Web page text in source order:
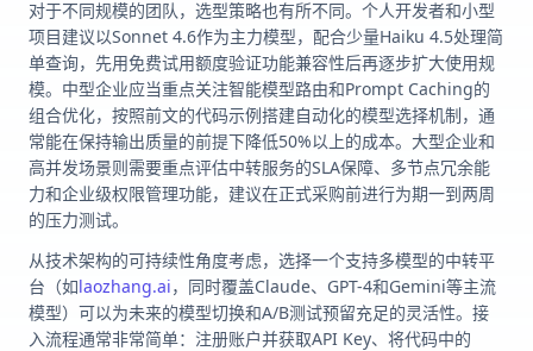
对于不同规模的团队，选型策略也有所不同。个人开发者和小型
项目建议以Sonnet 4.6作为主力模型，配合少量Haiku 4.5处理简
单查询，先用免费试用额度验证功能兼容性后再逐步扩大使用规
模。中型企业应当重点关注智能模型路由和Prompt Caching的
组合优化，按照前文的代码示例搭建自动化的模型选择机制，通
常能在保持输出质量的前提下降低50%以上的成本。大型企业和
高并发场景则需要重点评估中转服务的SLA保障、多节点冗余能
力和企业级权限管理功能，建议在正式采购前进行为期一到两周
的压力测试。
从技术架构的可持续性角度考虑，选择一个支持多模型的中转平
台（如laozhang.ai，同时覆盖Claude、GPT-4和Gemini等主流
模型）可以为未来的模型切换和A/B测试预留充足的灵活性。接
入流程通常非常简单：注册账户并获取API Key、将代码中的